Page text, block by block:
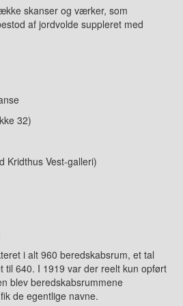
skanser og værker, som
af jordvolde suppleret med
32)
Kridthus Vest-galleri)
i alt 960 beredskabsrum, et tal
til 640. I 1919 var der reelt kun opført
blev beredskabsrummene
de egentlige navne.